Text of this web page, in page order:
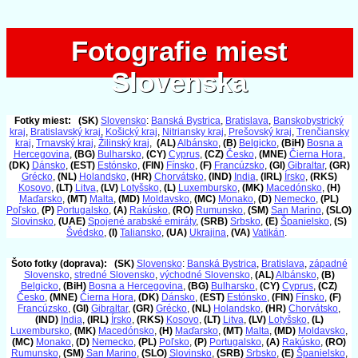
Fotografie miest
Slovenska
Fotografie miest
Slovenska
Fotky miest: (SK) Slovensko: Banská Bystrica, Bratislava, Banskobystrický
kraj, Bratislavský kraj, Košický kraj, Nitriansky kraj, Prešovský kraj, Trenčiansky
kraj, Trnavský kraj, Žilinský kraj, (AL)Albánsko, (B) Belgicko, (BiH) Bosna a
Hercegovina, (BG) Bulharsko, (CY) Cyprus, (CZ) Česko, (MNE) Čierna Hora,
(DK) Dánsko, (EST) Estónsko, (FIN) Fínsko, (F) Francúzsko, (GI) Gibraltar, (GR)
Grécko, (NL) Holandsko, (HR) Chorvátsko, (IND) India, (IRL) Írsko, (RKS)
Kosovo, (LT) Litva, (LV) Lotyšsko, (L) Luxembursko, (MK) Macedónsko, (H)
Maďarsko, (MT) Malta, (MD) Moldavsko, (MC) Monako, (D) Nemecko, (PL)
Poľsko, (P) Portugalsko, (A) Rakúsko, (RO) Rumunsko, (SM) San Marino, (SLO)
Slovinsko, (UAE) Spojené arabské emiráty, (SRB) Srbsko, (E) Španielsko, (S)
Švédsko, (I) Taliansko, (UA) Ukrajina, (VA) Vatikán.
Šoto fotky (doprava): (SK) Slovensko: Banská Bystrica, Bratislava, západné
Slovensko, stredné Slovensko, východné Slovensko, (AL)Albánsko, (B)
Belgicko, (BiH) Bosna a Hercegovina, (BG) Bulharsko, (CY) Cyprus, (CZ)
Česko, (MNE) Čierna Hora, (DK) Dánsko, (EST) Estónsko, (FIN) Fínsko, (F)
Francúzsko, (GI) Gibraltar, (GR) Grécko, (NL) Holandsko, (HR) Chorvátsko,
(IND) India, (IRL) Írsko, (RKS) Kosovo, (LT) Litva, (LV) Lotyšsko, (L)
Luxembursko, (MK) Macedónsko, (H) Maďarsko, (MT) Malta, (MD) Moldavsko,
(MC) Monako, (D) Nemecko, (PL) Poľsko, (P) Portugalsko, (A) Rakúsko, (RO)
Rumunsko, (SM) San Marino, (SLO) Slovinsko, (SRB) Srbsko, (E) Španielsko,